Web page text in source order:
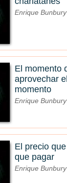
Enrique Bunbury
El momento
aprovechar
momento
Enrique Bunbury
El precio
que pagar
Enrique Bunbury